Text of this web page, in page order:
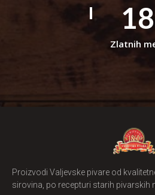
22
Zlatnih
Proizvodi Valjevske pivare od
sirovina, po recepturi starih pivarskih